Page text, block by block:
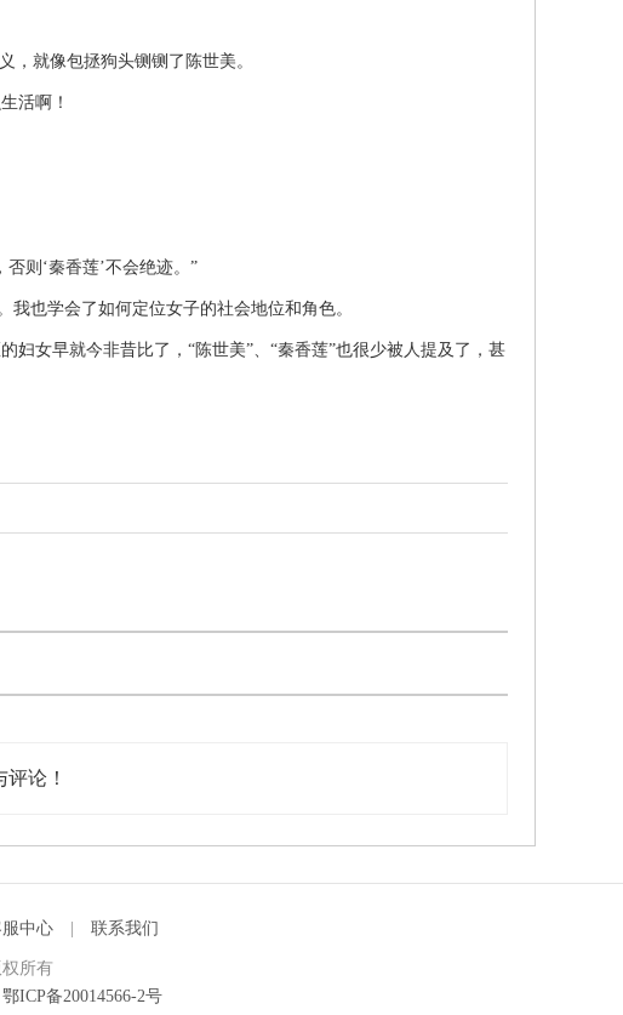
就像包拯狗头铡铡了陈世美。
活啊！
则‘秦香莲’不会绝迹。”
也学会了如何定位女子的社会地位和角色。
女早就今非昔比了，“陈世美”、“秦香莲”也很少被人提及了，甚
论！
中心 联系我们
权所有
鄂ICP备20014566-2号